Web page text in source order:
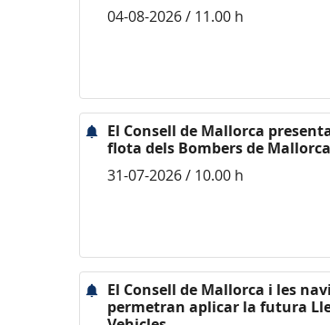
04-08-2026 / 11.00 h
El Consell de Mallorca
flota dels Bombers de Mallorca
31-07-2026 / 10.00 h
El Consell de Mallorca i les
permetran aplicar la futura